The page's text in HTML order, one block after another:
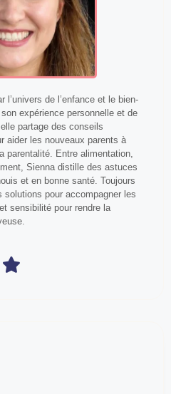
l’univers de l’enfance et le bien-
expérience personnelle et de
partage des conseils
aider les nouveaux parents à
parentalité. Entre alimentation,
Sienna distille des astuces
et en bonne santé. Toujours
solutions pour accompagner les
sensibilité pour rendre la